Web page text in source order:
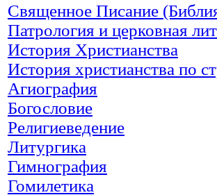
Священное Писание
Патрология и церковная
История Христианства
История христианства по
Агиография
Богословие
Религиеведение
Литургика
Гимнография
Гомилетика